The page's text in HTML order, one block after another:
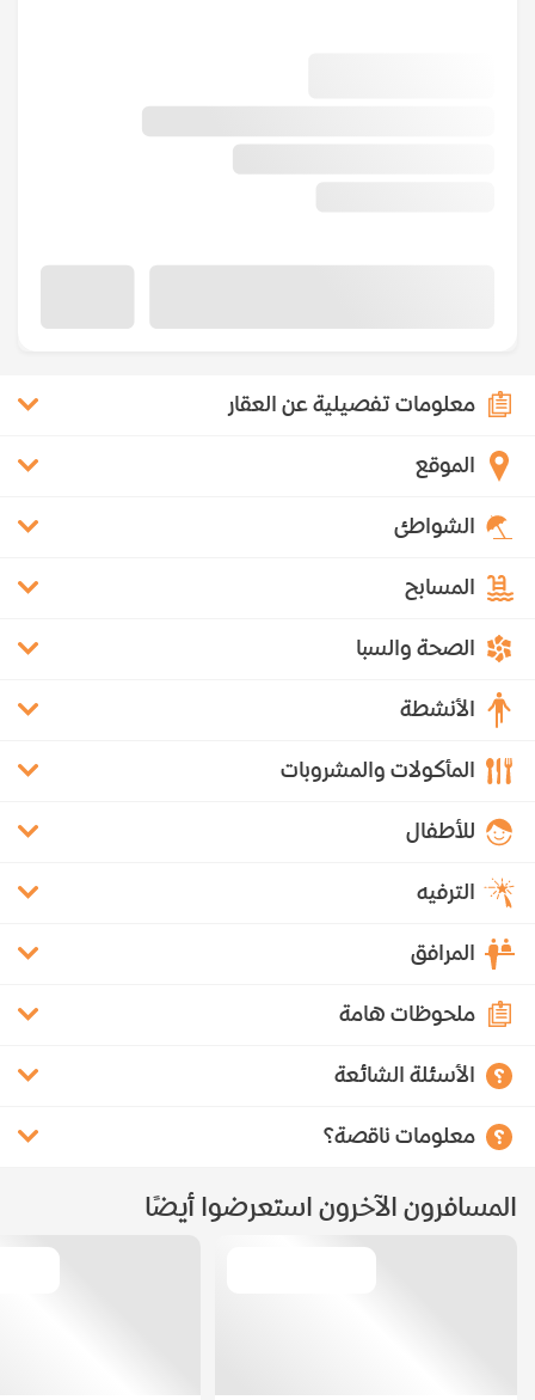
معلومات تفصيلية عن العقار
الموقع
الشواطئ
المسابح
الصحة والسبا
الأنشطة
المأكولات والمشروبات
للأطفال
الترفيه
المرافق
ملحوظات هامة
الأسئلة الشائعة
معلومات ناقصة؟
المسافرون الآخرون استعرضوا أيضًا